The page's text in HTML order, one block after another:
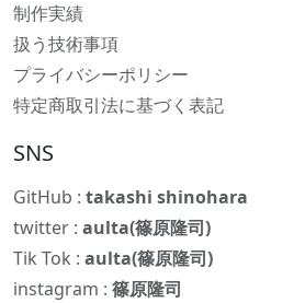
制作実績
扱う技術事項
プライバシーポリシー
特定商取引法に基づく表記
SNS
GitHub : takashi shinohara
twitter : aulta(篠原隆司)
Tik Tok : aulta(篠原隆司)
instagram : 篠原隆司